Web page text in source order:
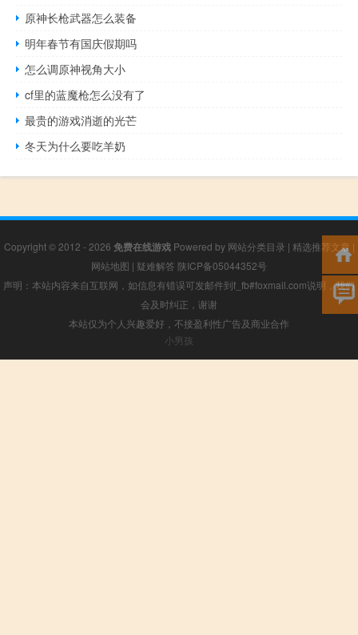
原神长枪武器怎么装备
明年春节有国庆假期吗
怎么调原神视角大小
cf里的蓝魔枪怎么没有了
最贵的游戏消逝的光芒
冬天为什么要吃羊奶
Copyright © 2012 - 2026 免费在线游戏Powered by 网站分类目录 | 精选推荐文章 |
网站地图 | 疑难解答 陕ICP备05044352号
声明：本站内容来自互联网，如信息有错误可发邮件到f_fb#foxmail.com说明，我们
会及时纠正，谢谢
本站仅为个人兴趣爱好，不接盈利性广告及商业合作
小男孩